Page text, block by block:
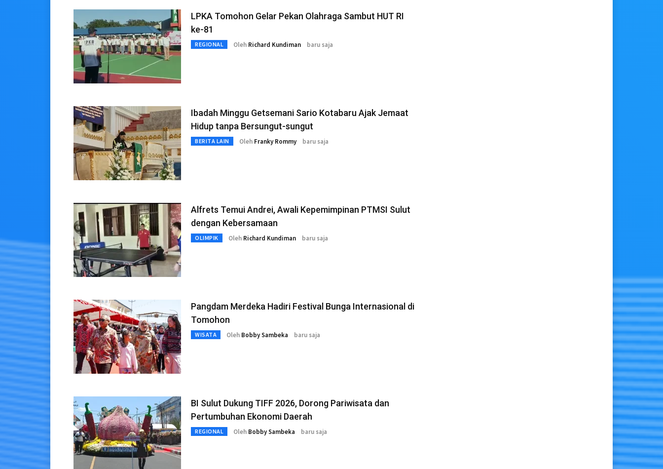
LPKA Tomohon Gelar Pekan Olahraga Sambut HUT RI
ke-81
REGIONAL Oleh Richard Kundiman baru saja
Ibadah Minggu Getsemani Sario Kotabaru Ajak Jemaat
Hidup tanpa Bersungut-sungut
BERITA LAIN Oleh Franky Rommy baru saja
Alfrets Temui Andrei, Awali Kepemimpinan PTMSI Sulut
dengan Kebersamaan
OLIMPIK Oleh Richard Kundiman baru saja
Pangdam Merdeka Hadiri Festival Bunga Internasional di
Tomohon
WISATA Oleh Bobby Sambeka baru saja
BI Sulut Dukung TIFF 2026, Dorong Pariwisata dan
Pertumbuhan Ekonomi Daerah
REGIONAL Oleh Bobby Sambeka baru saja